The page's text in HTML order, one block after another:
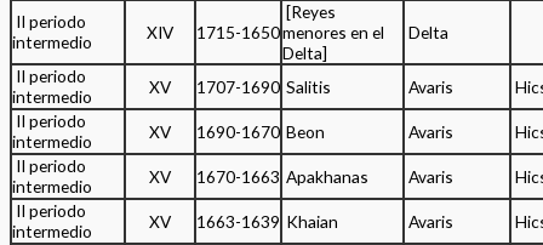
II periodo
intermedio
XIV 1715-1650
[Reyes
menores en el
Delta]
Delta
II periodo
intermedio
XV 1707-1690 Salitis Avaris
II periodo
intermedio
XV 1690-1670 Beon Avaris
II periodo
intermedio
XV 1670-1663 Apakhanas Avaris
II periodo
intermedio
XV 1663-1639 Khaian Avaris